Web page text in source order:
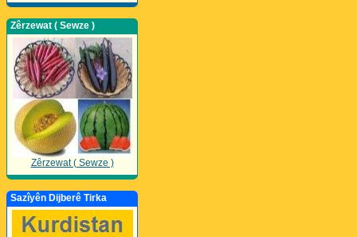
Zêrzewat ( Sewze )
Zêrzewat ( Sewze )
Sazîyên Dijberê Tirka